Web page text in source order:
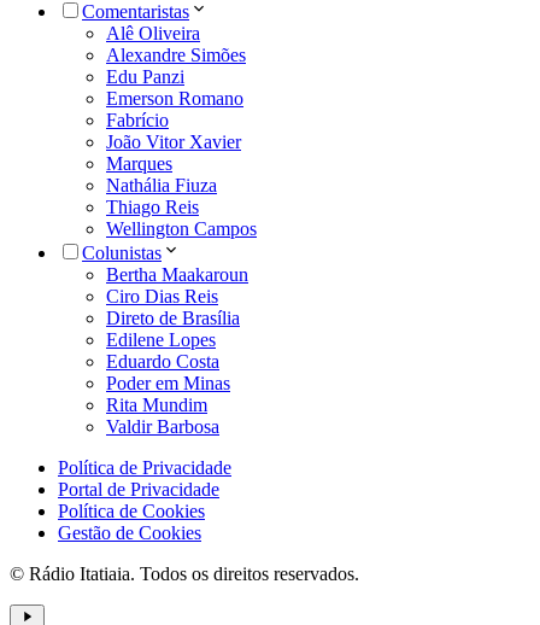
Comentaristas
Alê Oliveira
Alexandre Simões
Edu Panzi
Emerson Romano
Fabrício
João Vitor Xavier
Marques
Nathália Fiuza
Thiago Reis
Wellington Campos
Colunistas
Bertha Maakaroun
Ciro Dias Reis
Direto de Brasília
Edilene Lopes
Eduardo Costa
Poder em Minas
Rita Mundim
Valdir Barbosa
Política de Privacidade
Portal de Privacidade
Política de Cookies
Gestão de Cookies
© Rádio Itatiaia. Todos os direitos reservados.